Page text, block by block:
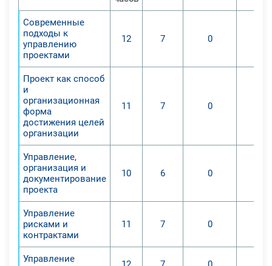
мощностное и временное
2. Умение решать главные задачи
проектного менеджмента.
По окончании удаленного курса
преподаватели приобретут
следующие знания и умения:
-основы использования
разрешения проблем в разных
проектах.
Современные
подходы к
управлению
проектами
12 7 0
Проект как способ
и
организационная
форма
достижения целей
организации
11 7 0
Управление,
организация и
документирование
проекта
10 6 0
Управление
рисками и
контрактами
11 7 0
Управление